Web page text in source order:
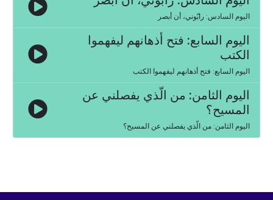
اليوم السادس: رابّوني، أن أبصر
اليوم السابع: فتح أذهانهم ليفهموا
الكتب
اليوم السابع: فتح أذهانهم ليفهموا الكتب
اليوم الثامن: من الّذي يفصلني عن
المسيح؟
اليوم الثامن: من الّذي يفصلني عن المسيح؟